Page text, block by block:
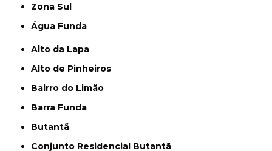
Zona Sul
Água Funda
Alto da Lapa
Alto de Pinheiros
Bairro do Limão
Barra Funda
Butantã
Conjunto Residencial Butantã